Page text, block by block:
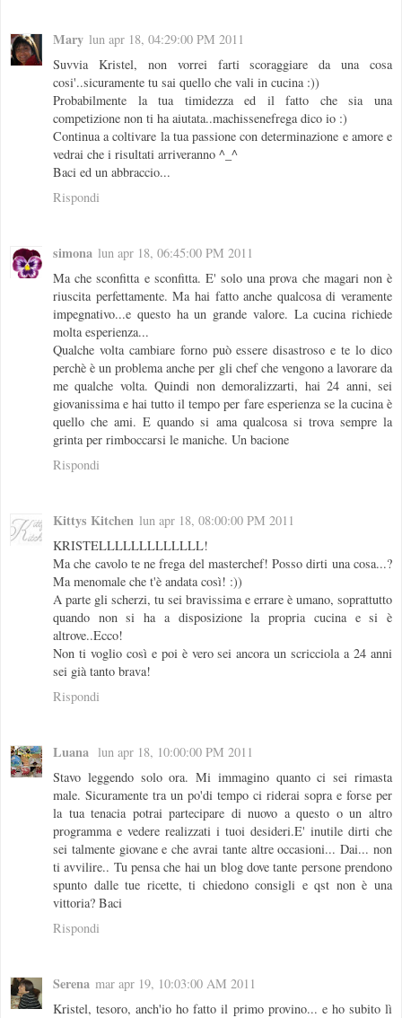
Mary lun apr 18, 04:29:00 PM 2011
Suvvia Kristel, non vorrei farti scoraggiare da una cosa
cosi'..sicuramente tu sai quello che vali in cucina :))
Probabilmente la tua timidezza ed il fatto che sia una
competizione non ti ha aiutata..machissenefrega dico io :)
Continua a coltivare la tua passione con determinazione e amore e
vedrai che i risultati arriveranno ^_^
Baci ed un abbraccio...
Rispondi
simona lun apr 18, 06:45:00 PM 2011
Ma che sconfitta e sconfitta. E' solo una prova che magari non è
riuscita perfettamente. Ma hai fatto anche qualcosa di veramente
impegnativo...e questo ha un grande valore. La cucina richiede
molta esperienza...
Qualche volta cambiare forno può essere disastroso e te lo dico
perchè è un problema anche per gli chef che vengono a lavorare da
me qualche volta. Quindi non demoralizzarti, hai 24 anni, sei
giovanissima e hai tutto il tempo per fare esperienza se la cucina è
quello che ami. E quando si ama qualcosa si trova sempre la
grinta per rimboccarsi le maniche. Un bacione
Rispondi
Kittys Kitchen lun apr 18, 08:00:00 PM 2011
KRISTELLLLLLLLLLLLL!
Ma che cavolo te ne frega del masterchef! Posso dirti una cosa...?
Ma menomale che t'è andata così! :))
A parte gli scherzi, tu sei bravissima e errare è umano, soprattutto
quando non si ha a disposizione la propria cucina e si è
altrove..Ecco!
Non ti voglio così e poi è vero sei ancora un scricciola a 24 anni
sei già tanto brava!
Rispondi
Luana lun apr 18, 10:00:00 PM 2011
Stavo leggendo solo ora. Mi immagino quanto ci sei rimasta
male. Sicuramente tra un po'di tempo ci riderai sopra e forse per
la tua tenacia potrai partecipare di nuovo a questo o un altro
programma e vedere realizzati i tuoi desideri.E' inutile dirti che
sei talmente giovane e che avrai tante altre occasioni... Dai... non
ti avvilire.. Tu pensa che hai un blog dove tante persone prendono
spunto dalle tue ricette, ti chiedono consigli e qst non è una
vittoria? Baci
Rispondi
Serena mar apr 19, 10:03:00 AM 2011
Kristel, tesoro, anch'io ho fatto il primo provino... e ho subito lì